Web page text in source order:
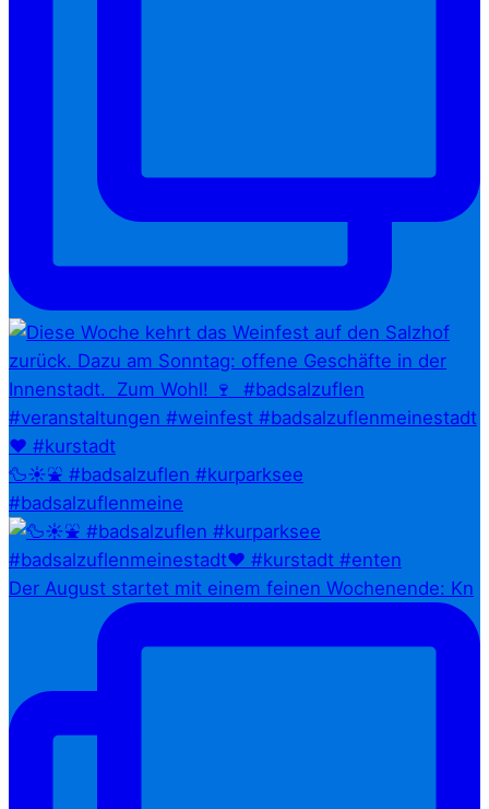
🦆☀️⛲ #badsalzuflen #kurparksee
#badsalzuflenmeine
Der August startet mit einem feinen Wochenende: Kn